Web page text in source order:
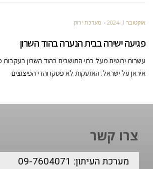
אוקטובר 1, 2024 מערכת ירוק
פגיעה ישירה בבית הנערה בהוד השרון
עשרות ירוטים מעל בתי התושבים בהוד השרון
איראן על ישראל. האזעקות לא פסקו והדי הפיצוצים
צרו קשר
מערכת העיתון: 09-7604071